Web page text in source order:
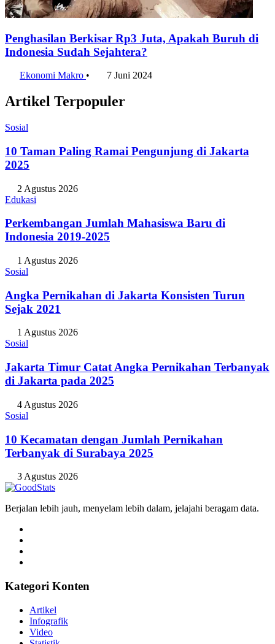
Penghasilan Berkisar Rp3 Juta, Apakah Buruh di
Indonesia Sudah Sejahtera?
Ekonomi Makro • 7 Juni 2024
Artikel Terpopuler
Sosial
10 Taman Paling Ramai Pengunjung di Jakarta
2025
2 Agustus 2026
Edukasi
Perkembangan Jumlah Mahasiswa Baru di
Indonesia 2019-2025
1 Agustus 2026
Sosial
Angka Pernikahan di Jakarta Konsisten Turun
Sejak 2021
1 Agustus 2026
Sosial
Jakarta Timur Catat Angka Pernikahan Terbanyak
di Jakarta pada 2025
4 Agustus 2026
Sosial
10 Kecamatan dengan Jumlah Pernikahan
Terbanyak di Surabaya 2025
3 Agustus 2026
Berjalan lebih jauh, menyelam lebih dalam, jelajahi beragam data.
Kategori Konten
Artikel
Infografik
Video